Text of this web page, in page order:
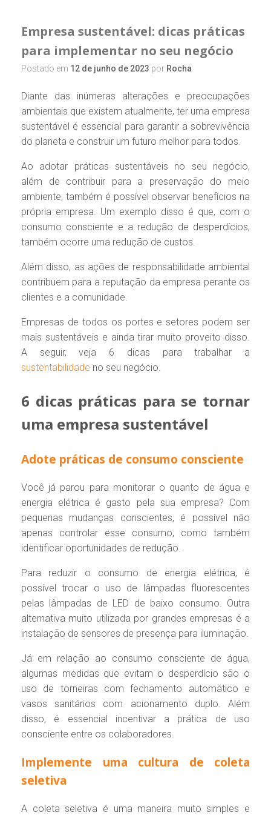
Empresa sustentável: dicas práticas
para implementar no seu negócio
Postado em 12 de junho de 2023 por Rocha
Diante das inúmeras alterações e preocupações
ambientais que existem atualmente, ter uma empresa
sustentável é essencial para garantir a sobrevivência
do planeta e construir um futuro melhor para todos.
Ao adotar práticas sustentáveis no seu negócio,
além de contribuir para a preservação do meio
ambiente, também é possível observar benefícios na
própria empresa. Um exemplo disso é que, com o
consumo consciente e a redução de desperdícios,
também ocorre uma redução de custos.
Além disso, as ações de responsabilidade ambiental
contribuem para a reputação da empresa perante os
clientes e a comunidade.
Empresas de todos os portes e setores podem ser
mais sustentáveis e ainda tirar muito proveito disso.
A seguir, veja 6 dicas para trabalhar a
sustentabilidade no seu negócio.
6 dicas práticas para se tornar
uma empresa sustentável
Adote práticas de consumo consciente
Você já parou para monitorar o quanto de água e
energia elétrica é gasto pela sua empresa? Com
pequenas mudanças conscientes, é possível não
apenas controlar esse consumo, como também
identificar oportunidades de redução.
Para reduzir o consumo de energia elétrica, é
possível trocar o uso de lâmpadas fluorescentes
pelas lâmpadas de LED de baixo consumo. Outra
alternativa muito utilizada por grandes empresas é a
instalação de sensores de presença para iluminação.
Já em relação ao consumo consciente de água,
algumas medidas que evitam o desperdício são o
uso de torneiras com fechamento automático e
vasos sanitários com acionamento duplo. Além
disso, é essencial incentivar a prática de uso
consciente entre os colaboradores.
Implemente uma cultura de coleta
seletiva
A coleta seletiva é uma maneira muito simples e